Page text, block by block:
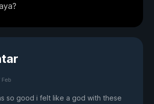
Feb
so good i felt like a god with these